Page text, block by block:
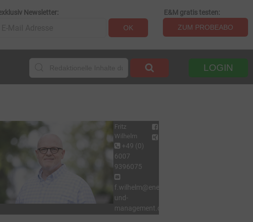
Newsletter:
OK
E&M gratis testen:
ZUM PROBEABO
LOGIN
Fritz
Wilhelm
+49 (0)
6007
9396075
f.wilhelm@energie-
und-
management.de